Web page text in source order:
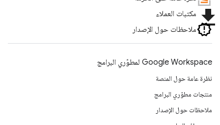
file_download مكتبات العملاء
ملاحظات حول الإصدار
Google Workspace لمطوّري البرامج
نظرة عامة حول المنصة
منتجات مطوّري البرامج
ملاحظات حول الإصدار